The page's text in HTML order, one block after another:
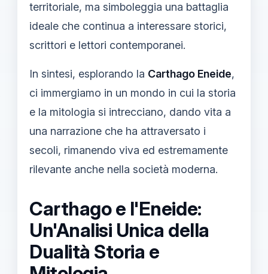
territoriale, ma simboleggia una battaglia
ideale che continua a interessare storici,
scrittori e lettori contemporanei.
In sintesi, esplorando la Carthago Eneide,
ci immergiamo in un mondo in cui la storia
e la mitologia si intrecciano, dando vita a
una narrazione che ha attraversato i
secoli, rimanendo viva ed estremamente
rilevante anche nella società moderna.
Carthago e l'Eneide:
Un'Analisi Unica della
Dualità Storia e